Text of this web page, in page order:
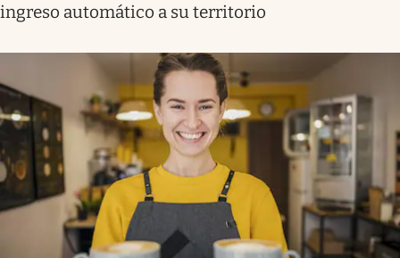
ingreso automático a su territorio